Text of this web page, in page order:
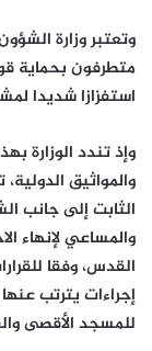
وتعتبر وزارة
متطرفون بحماية
استفزازا شديدا
وإذ تندد الوزارة
والمواثيق
الثابت إلى جانب
والمساعي لإنهاء
القدس، وفقا
إجراءات يترتب
للمسجد الأقصى